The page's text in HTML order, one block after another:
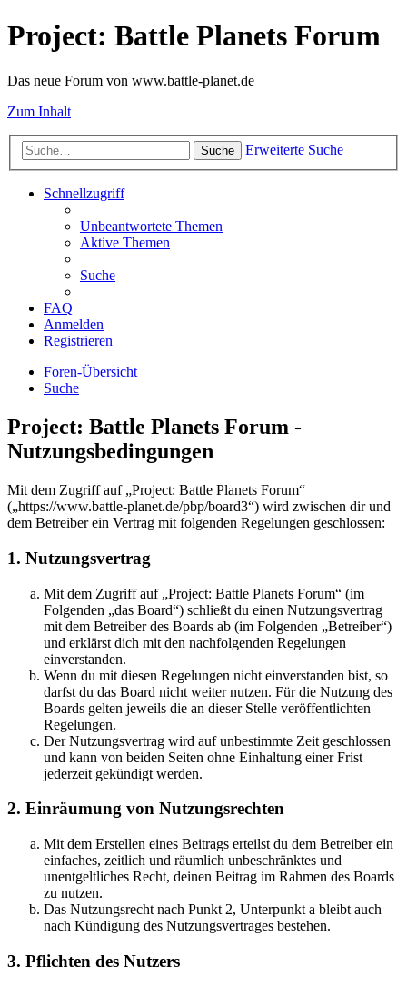
Project: Battle Planets Forum
Das neue Forum von www.battle-planet.de
Zum Inhalt
Suche Erweiterte Suche
Schnellzugriff
Unbeantwortete Themen
Aktive Themen
Suche
FAQ
Anmelden
Registrieren
Foren-Übersicht
Suche
Project: Battle Planets Forum -
Nutzungsbedingungen
Mit dem Zugriff auf „Project: Battle Planets Forum“
(„https://www.battle-planet.de/pbp/board3“) wird zwischen dir und
dem Betreiber ein Vertrag mit folgenden Regelungen geschlossen:
1. Nutzungsvertrag
Mit dem Zugriff auf „Project: Battle Planets Forum“ (im
Folgenden „das Board“) schließt du einen Nutzungsvertrag
mit dem Betreiber des Boards ab (im Folgenden „Betreiber“)
und erklärst dich mit den nachfolgenden Regelungen
einverstanden.
Wenn du mit diesen Regelungen nicht einverstanden bist, so
darfst du das Board nicht weiter nutzen. Für die Nutzung des
Boards gelten jeweils die an dieser Stelle veröffentlichten
Regelungen.
Der Nutzungsvertrag wird auf unbestimmte Zeit geschlossen
und kann von beiden Seiten ohne Einhaltung einer Frist
jederzeit gekündigt werden.
2. Einräumung von Nutzungsrechten
Mit dem Erstellen eines Beitrags erteilst du dem Betreiber ein
einfaches, zeitlich und räumlich unbeschränktes und
unentgeltliches Recht, deinen Beitrag im Rahmen des Boards
zu nutzen.
Das Nutzungsrecht nach Punkt 2, Unterpunkt a bleibt auch
nach Kündigung des Nutzungsvertrages bestehen.
3. Pflichten des Nutzers